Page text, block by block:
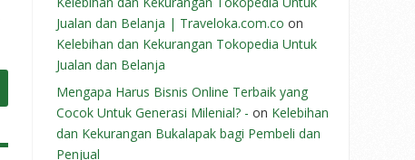
Jualan dan Belanja | Traveloka.com.co on
Kelebihan dan Kekurangan Tokopedia Untuk
Jualan dan Belanja
Mengapa Harus Bisnis Online Terbaik yang
Cocok Untuk Generasi Milenial? - on Kelebihan
dan Kekurangan Bukalapak bagi Pembeli dan
Penjual